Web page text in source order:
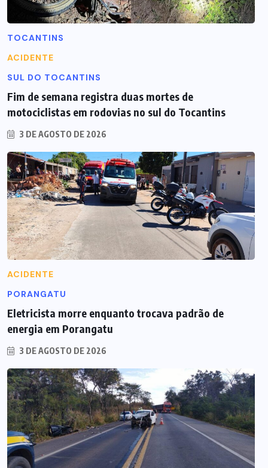
TOCANTINS
ACIDENTE
SUL DO TOCANTINS
Fim de semana registra duas mortes de
motociclistas em rodovias no sul do Tocantins
3 DE AGOSTO DE 2026
ACIDENTE
PORANGATU
Eletricista morre enquanto trocava padrão de
energia em Porangatu
3 DE AGOSTO DE 2026